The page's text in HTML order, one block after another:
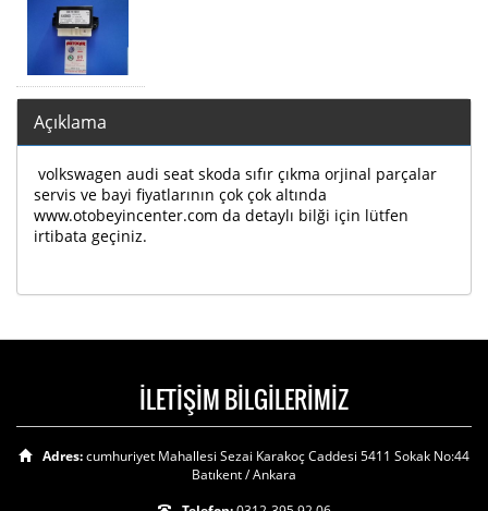
Açıklama
volkswagen audi seat skoda sıfır çıkma orjinal parçalar
servis ve bayi fiyatlarının çok çok altında
www.otobeyincenter.com da detaylı bilği için lütfen
irtibata geçiniz.
İLETİŞİM BİLGİLERİMİZ
Adres:cumhuriyet Mahallesi Sezai Karakoç Caddesi 5411 Sokak No:44
Batıkent / Ankara